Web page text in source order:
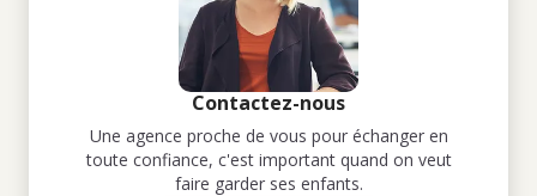
Contactez-nous
Une agence proche de vous pour échanger en
toute confiance, c'est important quand on veut
faire garder ses enfants.